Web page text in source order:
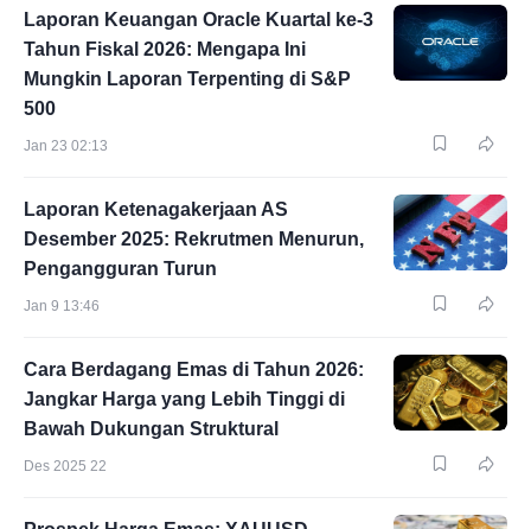
Laporan Keuangan Oracle Kuartal ke-3
Tahun Fiskal 2026: Mengapa Ini
Mungkin Laporan Terpenting di S&P
500
Jan 23 02:13
Laporan Ketenagakerjaan AS
Desember 2025: Rekrutmen Menurun,
Pengangguran Turun
Jan 9 13:46
Cara Berdagang Emas di Tahun 2026:
Jangkar Harga yang Lebih Tinggi di
Bawah Dukungan Struktural
Des 2025 22